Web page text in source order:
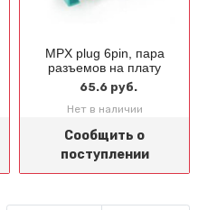
MPX plug 6pin, пара
разъемов на плату
65.6 руб.
Нет в наличии
Сообщить о
поступлении